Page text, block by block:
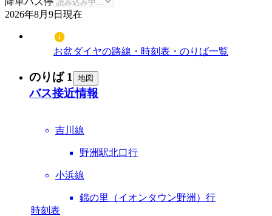
2026年8月9日 現在
お盆ダイヤの路線・時刻表・のりば一覧
のりば 1 地図
バス接近情報
吉川線
野洲駅北口行
小浜線
錦の里（イオンタウン野洲）行
時刻表